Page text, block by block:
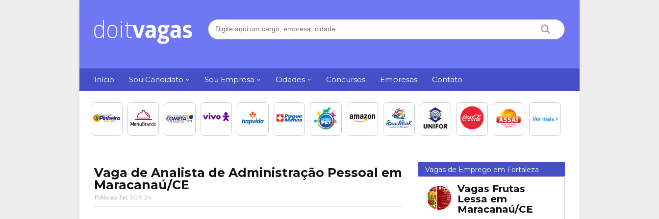
Início Sou Candidato Sou Empresa Cidades Concursos Empresas Contato
Vaga de Analista de Administração Pessoal em
Maracanaú/CE
30.9.24
Vagas de Emprego em Fortaleza
Vagas Frutas
Lessa em
Maracanaú/CE